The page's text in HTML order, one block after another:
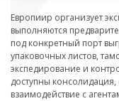
Европиир организует
выполняются
под конкретный порт
упаковочных листов,
экспедирование и
доступны консолидация,
взаимодействие с